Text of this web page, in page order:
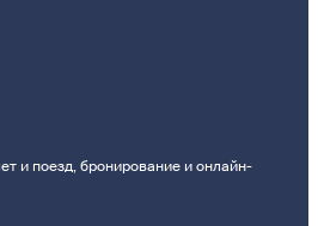
и поезд, бронирование и онлайн-